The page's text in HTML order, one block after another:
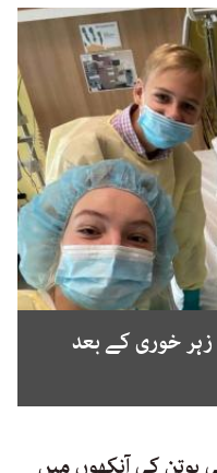
زہر خوری کے بعد